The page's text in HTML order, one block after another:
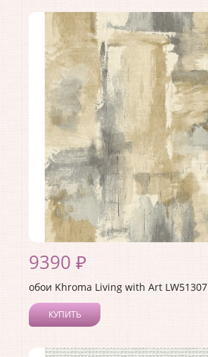
Коллекция:Living with Art
Длина рулона:8.23
Ширина рулона:0.68
Материал покрытия: Акриловое
Страна:США
Материал основы:Бумага
Раппорт:64
9390 ₽
обои Khroma Living with Art LW51307
КУПИТЬ
Коллекция:Living with Art